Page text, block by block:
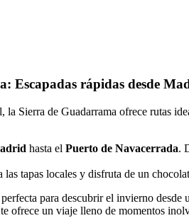
Escapadas rápidas desde
Sierra de Guadarrama ofrece rutas
hasta el Puerto de Navacerrada.
las tapas locales y disfruta de un
para descubrir el invierno
ofrece un viaje lleno de momentos